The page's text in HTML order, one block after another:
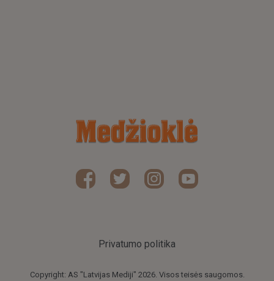
Copyright: AS "Latvijas Mediji" 2026. Visos teisės saugomos.
Privatumo politika